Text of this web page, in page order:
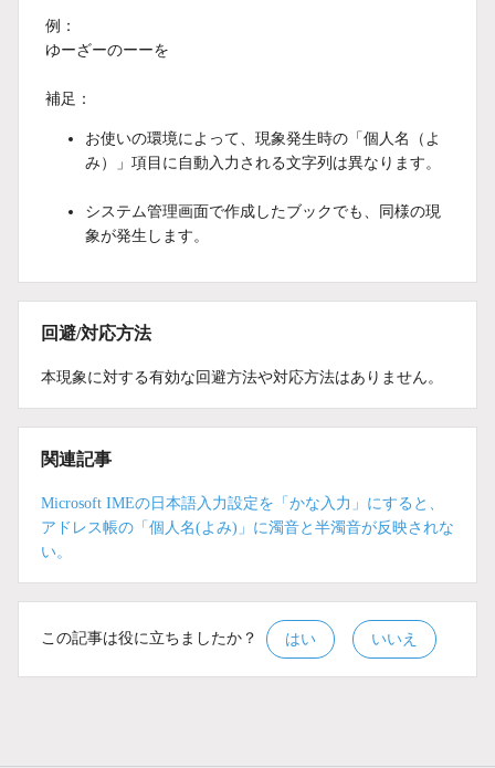
例：
ゆーざーのーーを
補足：
お使いの環境によって、現象発生時の「個人名（よ
み）」項目に自動入力される文字列は異なります。
システム管理画面で作成したブックでも、同様の現
象が発生します。
回避/対応方法
本現象に対する有効な回避方法や対応方法はありません。
関連記事
Microsoft IMEの日本語入力設定を「かな入力」にすると、
アドレス帳の「個人名(よみ)」に濁音と半濁音が反映されな
い。
この記事は役に立ちましたか？ はい いいえ